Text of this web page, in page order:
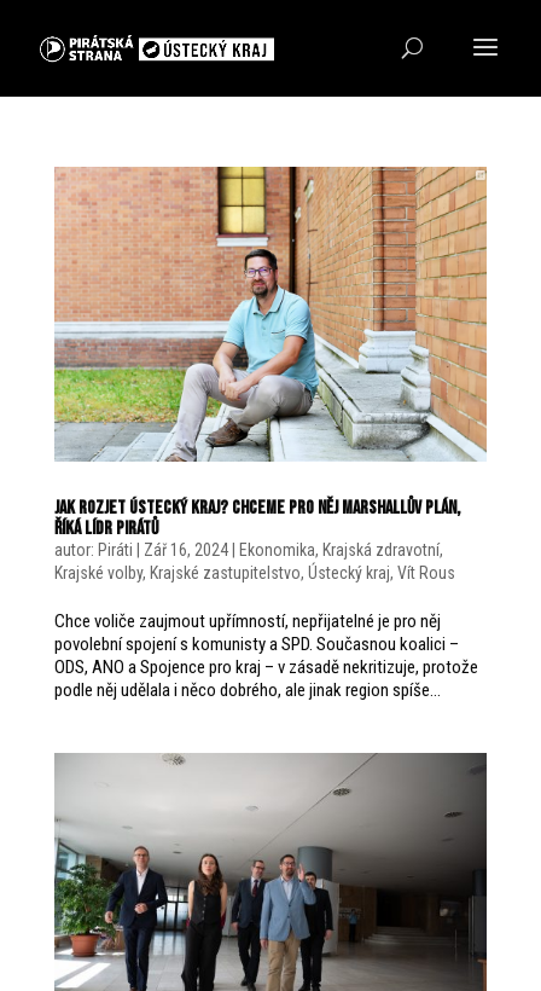
Jak rozjet Ústecký kraj? Chceme pro něj Marshallův plán,
říká lídr Pirátů
autor: Piráti Zář 16, 2024| Ekonomika, Krajská zdravotní,
Krajské volby, Krajské zastupitelstvo, Ústecký kraj, Vít Rous
Chce voliče zaujmout upřímností, nepřijatelné je pro něj
povolební spojení s komunisty a SPD. Současnou koalici –
ODS, ANO a Spojence pro kraj – v zásadě nekritizuje, protože
podle něj udělala i něco dobrého, ale jinak region spíše...